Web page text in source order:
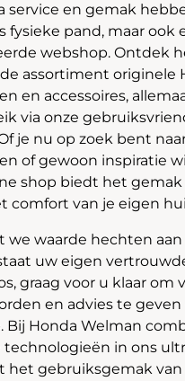
service en gemak
fysieke pand, maar ook
webshop. Ontdek
assortiment originele
en accessoires,
via onze
je nu op zoek bent
of gewoon inspiratie
shop biedt het
comfort van je eigen
we waarde hechten
uw eigen
graag voor u klaar om
en advies te
Bij Honda Welman
technologieën in ons
het gebruiksgemak van